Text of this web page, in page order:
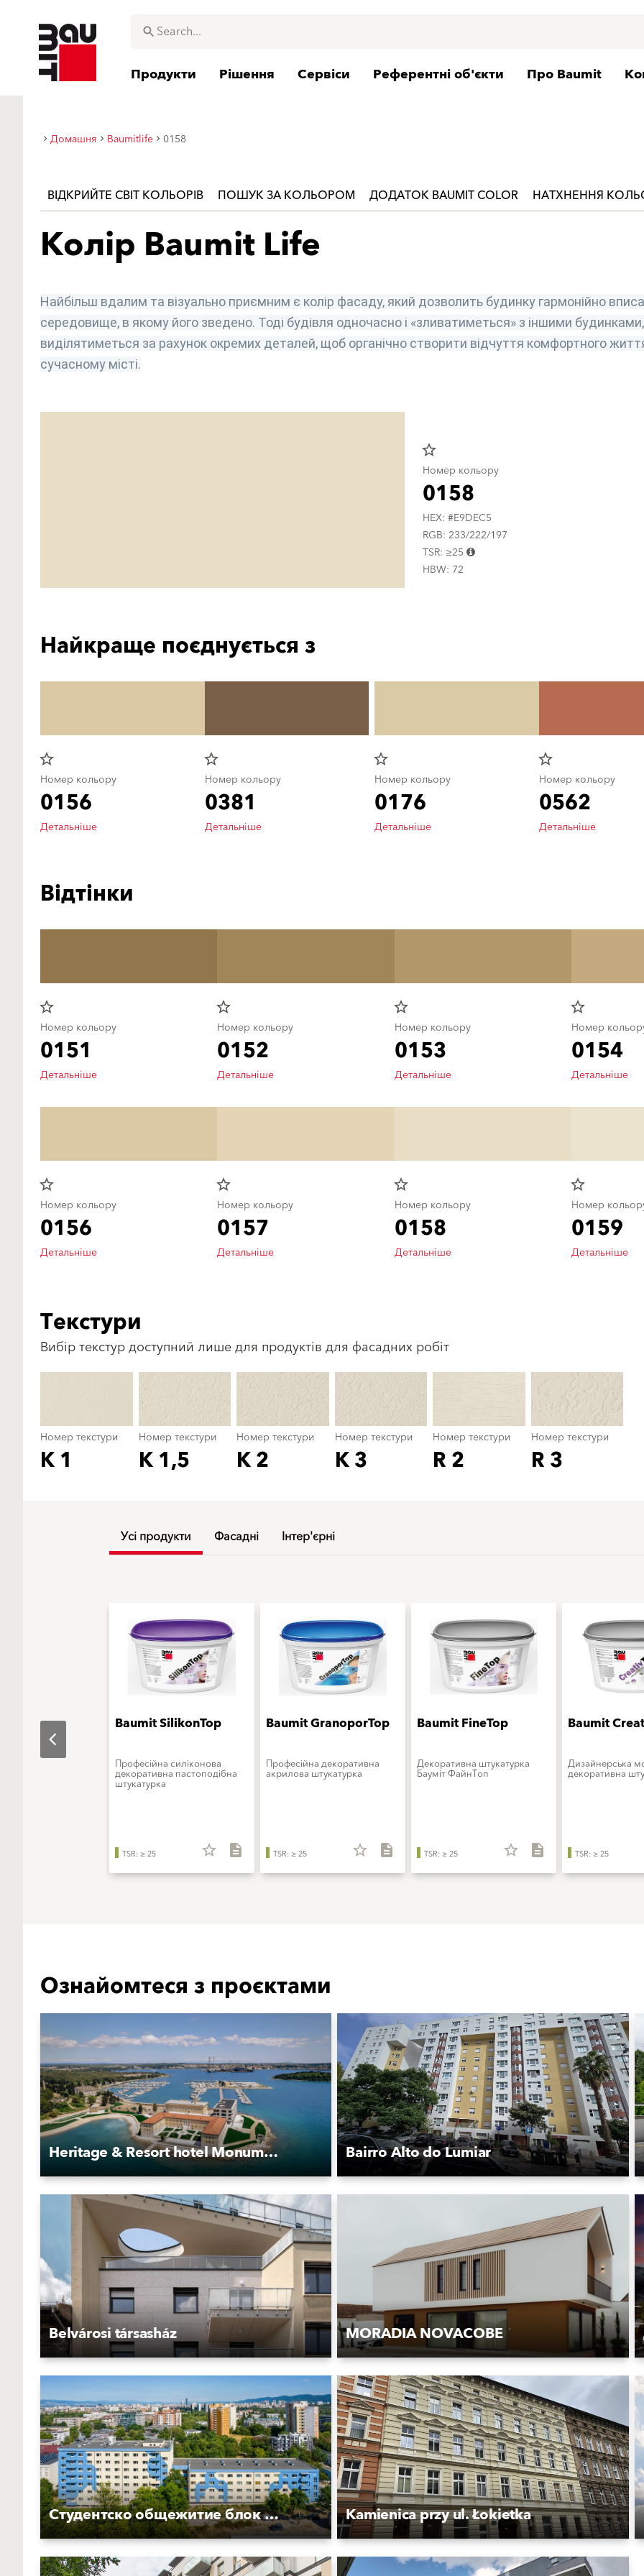
Продукти Рішення Сервіси Референтні об'єкти Про Baumit
Домашня Baumitlife 0158
ВІДКРИЙТЕ СВІТ КОЛЬОРІВ ПОШУК ЗА КОЛЬОРОМ ДОДАТОК BAUMIT COLOR НАТХНЕННЯ
Колір Baumit Life
Найбільш вдалим та візуально приємним є колір фасаду, який дозволить будинку гармонійно
середовище, в якому його зведено. Тоді будівля одночасно і «зливатиметься» з іншими будинками,
виділятиметься за рахунок окремих деталей, щоб органічно створити відчуття комфортного
сучасному місті.
star_border
Номер кольору
0158
HEX: #E9DEC5
RGB: 233/222/197
TSR: ≥25
HBW: 72
Найкраще поєднується з
star_border
Номер кольору
0156
Детальніше
star_border
Номер кольору
0381
Детальніше
star_border
Номер кольору
0176
Детальніше
star_border
Номер кольору
0562
Детальніше
Відтінки
star_border
Номер кольору
0151
Детальніше
star_border
Номер кольору
0152
Детальніше
star_border
Номер кольору
0153
Детальніше
star_border
Номер
0154
Детальніше
star_border
Номер кольору
0156
Детальніше
star_border
Номер кольору
0157
Детальніше
star_border
Номер кольору
0158
Детальніше
star_border
Номер
0159
Детальніше
Текстури
Вибір текстур доступний лише для продуктів для фасадних робіт
Номер текстури
K 1
Номер текстури
K 1,5
Номер текстури
K 2
Номер текстури
K 3
Номер текстури
R 2
Номер текстури
R 3
Усі продукти Фасадні Інтер'єрні
StarTop Baumit SilikonTop
Професійна силіконова
декоративна пастоподібна
штукатурка
TSR: ≥ 25 star_border description
Baumit GranoporTop
Професійна декоративна
акрилова штукатурка
TSR: ≥ 25 star_border description
Baumit FineTop
Декоративна штукатурка
Бауміт ФайнТоп
TSR: ≥ 25 star_border description
Baumit
Дизайнерська
декоративна
TSR: ≥ 25
Ознайомтеся з проєктами
Heritage & Resort hotel Monumenti Bairro Alto do Lumiar
Belvárosi társasház MORADIA NOVACOBE
Студентско общежитие блок 15 на НСА "Васил Левски" Kamienica przy ul. Łokietka